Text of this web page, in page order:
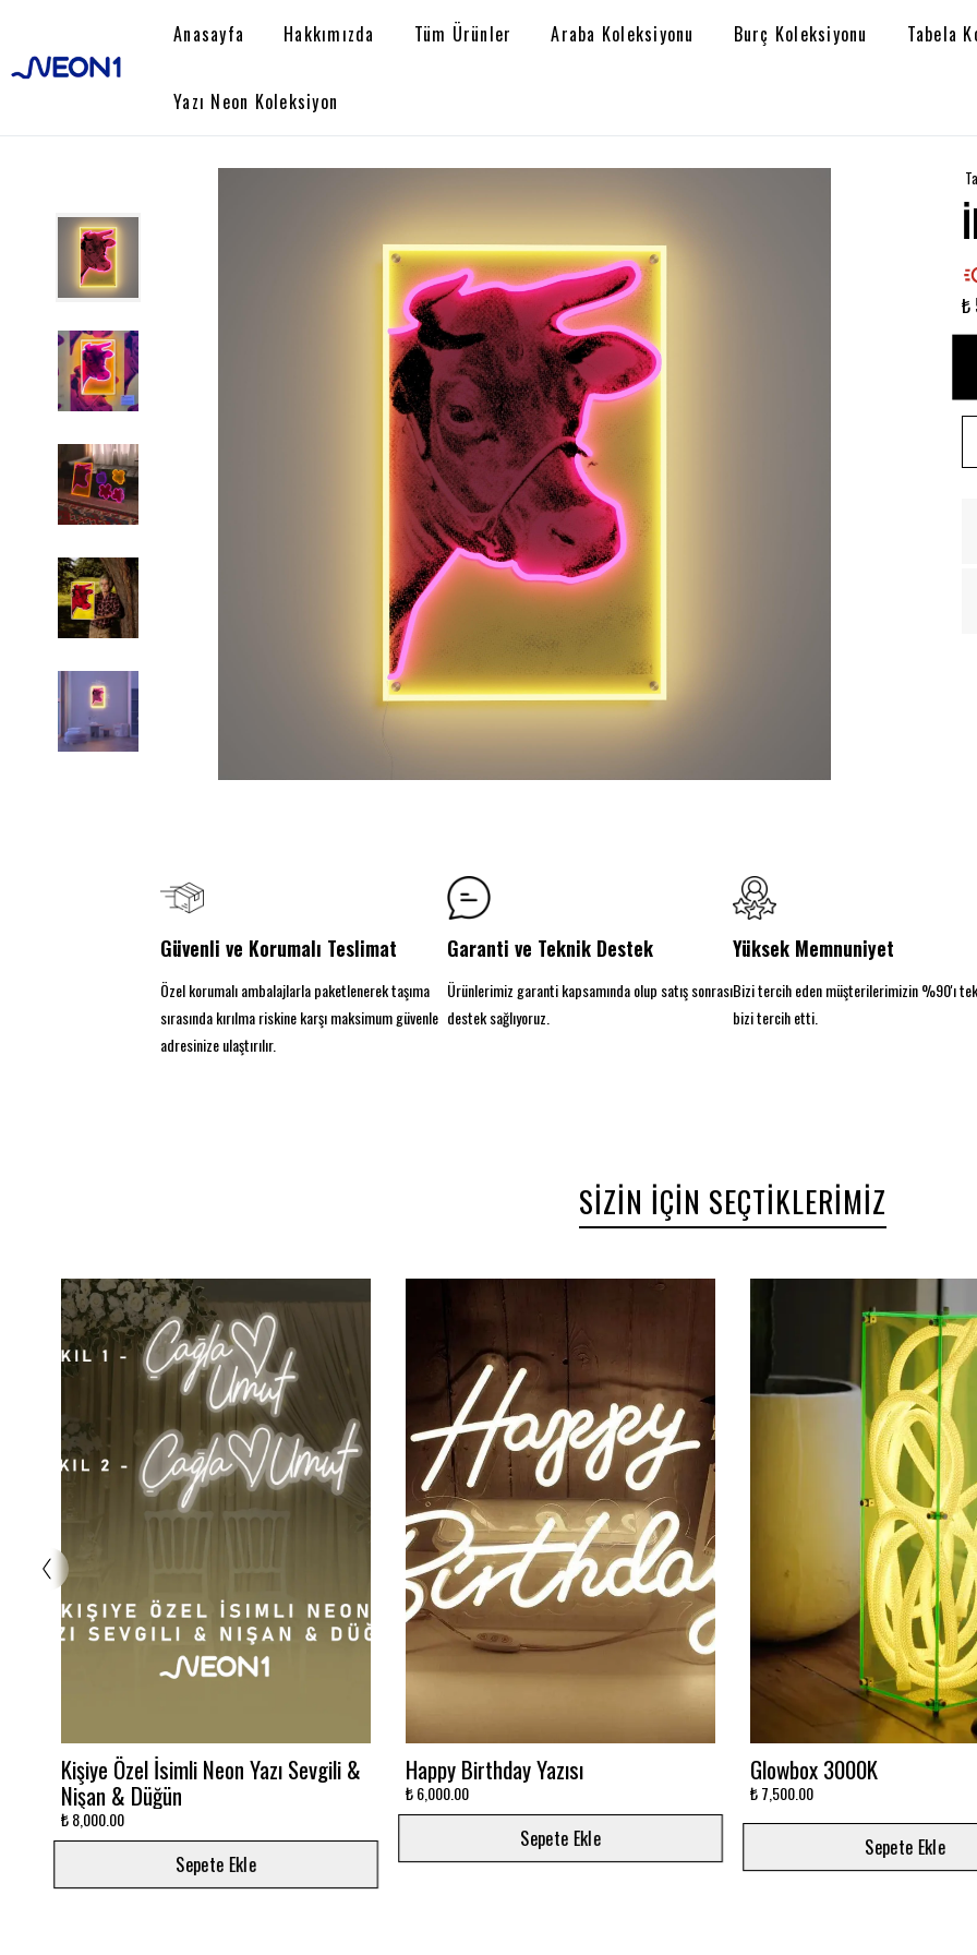
Anasayfa Hakkımızda Tüm Ürünler Araba Koleksiyonu Burç Koleksiyonu Tabela
Yazı Neon Koleksiyon
₺
Güvenli ve Korumalı Teslimat
Özel korumalı ambalajlarla paketlenerek taşıma
sırasında kırılma riskine karşı maksimum güvenle
adresinize ulaştırılır.
Garanti ve Teknik Destek
Ürünlerimiz garanti kapsamında olup satış sonrası
destek sağlıyoruz.
Yüksek Memnuniyet
Bizi tercih eden müşterilerimizin %90'ı
bizi tercih etti.
SIZIN İÇIN SEÇTIKLERIMIZ
Glowbox 3000K
₺ 7,500.00
Sepete Ekle
Dalgalı Mavi Sonsuzluk Aynası
₺ 12,000.00
Sepete Ekle
Ay'da Yatan Astronot
Baskılı
₺ 5,500.00